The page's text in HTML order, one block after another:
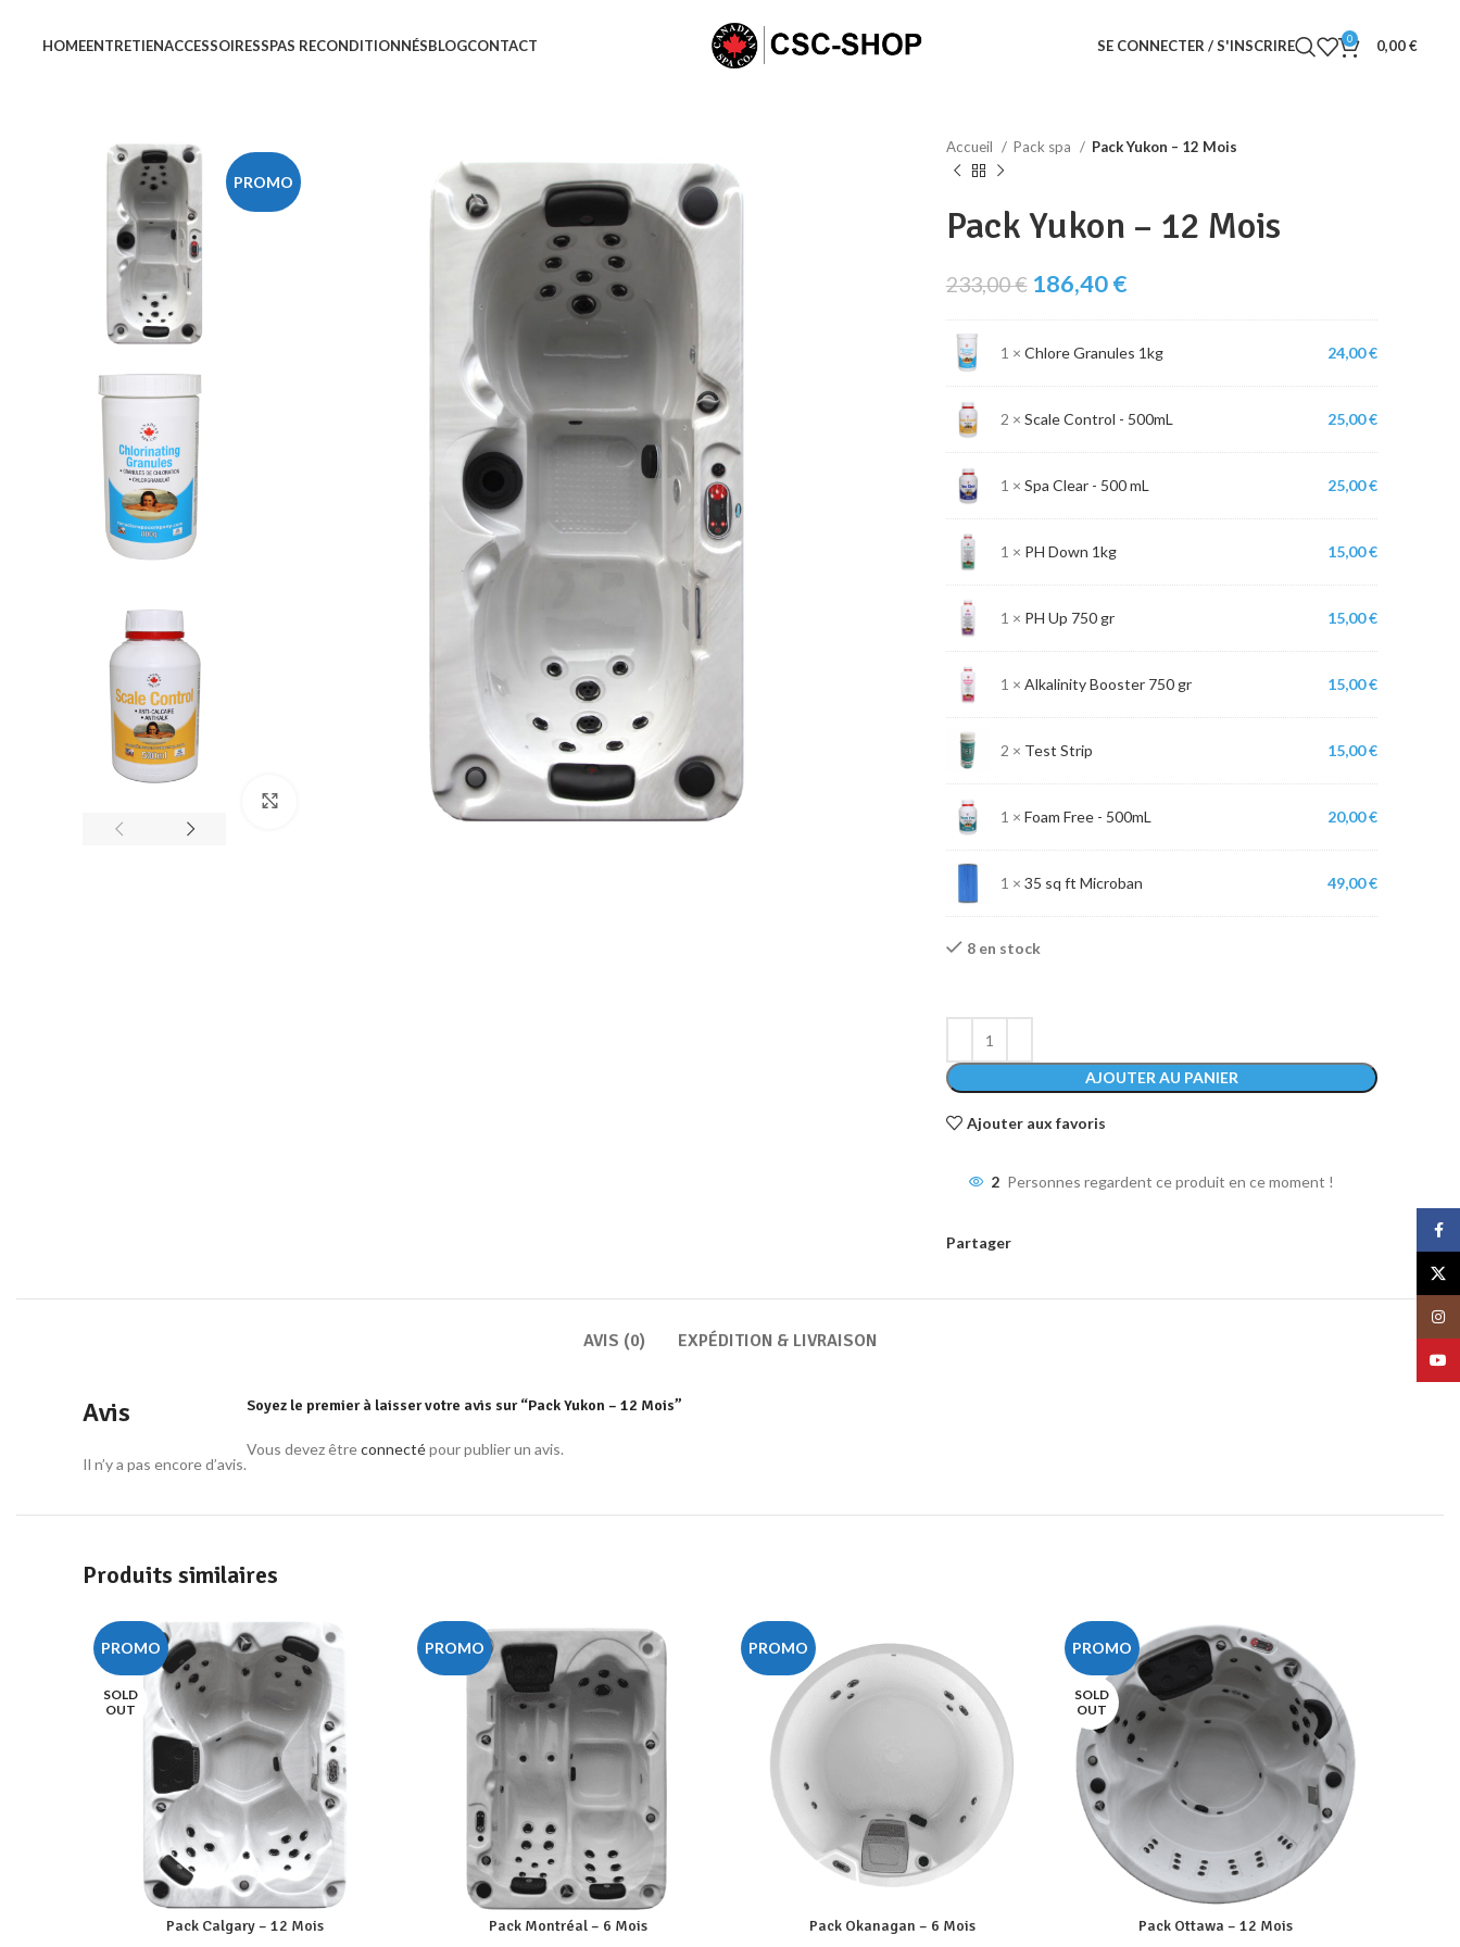
HOMEENTRETIENACCESSOIRESSPAS RECONDITIONNÉSBLOGCONTACT SE CONNECTER / S'INSCRIRE 0 0,00€
PROMO
Accueil Pack spa Pack Yukon – 12 Mois
Pack Yukon – 12 Mois
233,00€ Le
était :
233,00 €.
186,40€Le
est :
186,40 €.
1 × Chlore Granules 1kg 24,00€
2 × Scale Control - 500mL 25,00€
1 × Spa Clear- 500 mL 25,00€
1 × PH Down 1kg 15,00€
1 × PH Up 750 gr 15,00€
1 × Alkalinity Booster 750 gr 15,00€
2 × Test Strip 15,00€
1 × Foam Free- 500mL 20,00€
1 × 35 sq ft Microban 49,00€
8 en stock
AJOUTER AU PANIER
Ajouter aux favoris
2 Personnes regardent ce produit en ce moment !
Partager
AVIS (0) EXPÉDITION & LIVRAISON
Avis
Il n’y a pas encore d’avis.
Soyez le premier à laisser votre avis sur “Pack Yukon – 12 Mois”
Vous devez êtreconnectépour publier un avis.
Produits similaires
PROMO
SOLD
OUT
Pack Calgary – 12 Mois
PROMO
Pack Montréal – 6 Mois
PROMO
Pack Okanagan – 6 Mois
PROMO
SOLD
OUT
Pack Ottawa – 12 Mois